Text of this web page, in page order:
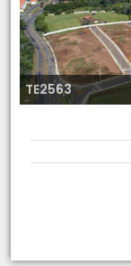
TE2563